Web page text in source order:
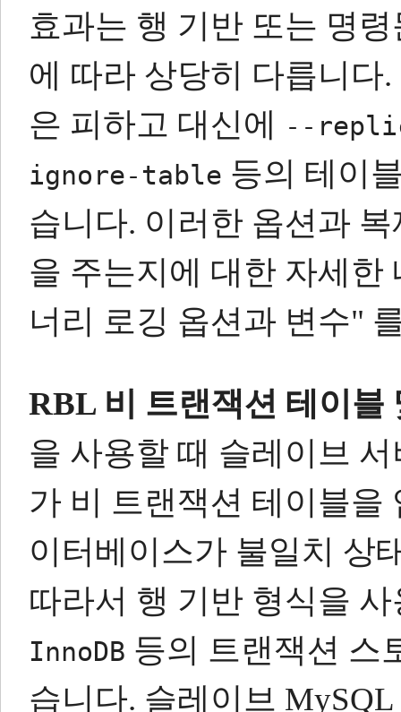
효과는 행 기반 또는 명
에 따라 상당히 다릅니다.
은 피하고 대신에
--
ignore-table 등의 테이
습니다. 이러한 옵션과
을 주는지에 대한 자세한
너리 로깅 옵션과 변수"
RBL 비 트랜잭션 테이블
을 사용할 때 슬레이브
가 비 트랜잭션 테이블을
이터베이스가 불일치 상
따라서 행 기반 형식을
InnoDB 등의 트랜잭션 스
습니다. 슬레이브